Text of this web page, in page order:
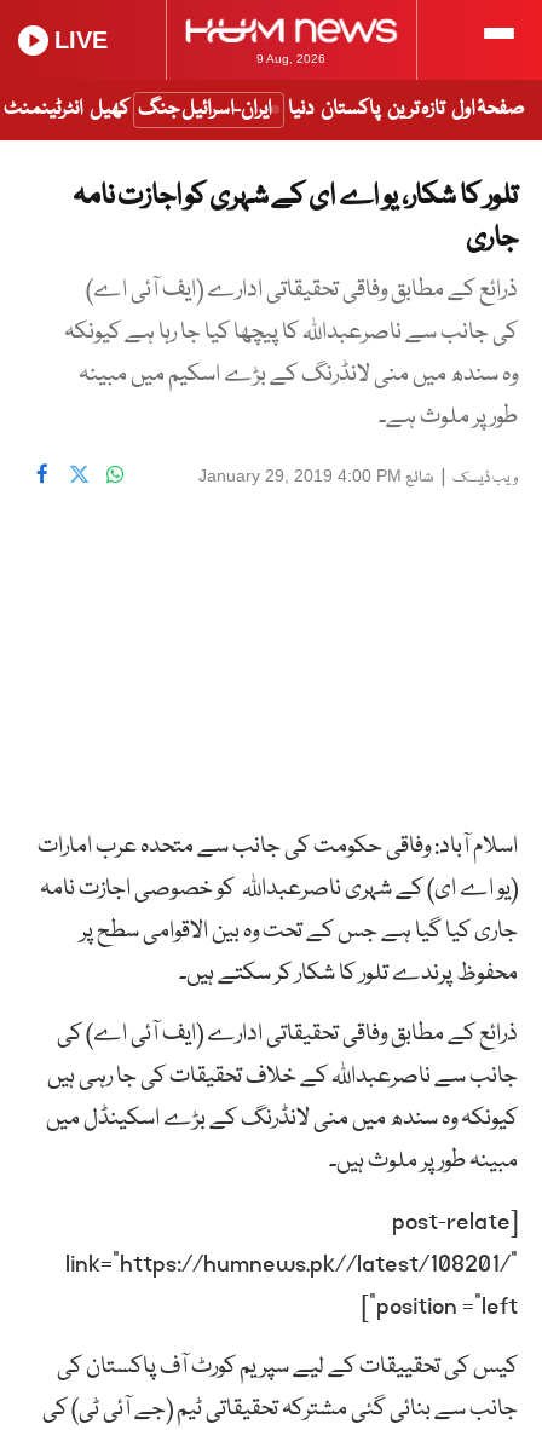
9 Aug, 2026
LIVE
صفحۂ اول تازہ ترین پاکستان دنیا ایران-اسرائیل جنگ کھیل انٹرٹینمنٹ
تلور کا شکار، یو اے ای کے شہری کو اجازت نامہ
جاری
ذرائع کے مطابق وفاقی تحقیقاتی ادارے (ایف آئی اے)
کی جانب سے ناصرعبداللہ کا پیچھا کیا جا رہا ہے کیونکہ
وہ سندھ میں منی لانڈرنگ کے بڑے اسکیم میں مبینہ
طور پر ملوث ہے۔
ویب ڈیسک | شائع January 29, 2019 4:00 PM
اسلام آباد: وفاقی حکومت کی جانب سے متحدہ عرب امارات
(یو اے ای) کے شہری ناصرعبداللہ کو خصوصی اجازت نامہ
جاری کیا گیا ہے جس کے تحت وہ بین الاقوامی سطح پر
محفوظ پرندے تلور کا شکار کر سکتے ہیں۔
ذرائع کے مطابق وفاقی تحقیقاتی ادارے (ایف آئی اے) کی
جانب سے ناصرعبداللہ کے خلاف تحقیقات کی جا رہی ہیں
کیونکہ وہ سندھ میں منی لانڈرنگ کے بڑے اسکینڈل میں
مبینہ طور پر ملوث ہیں۔
[post-relate
link=”https://humnews.pk//latest/108201/”
position =”left”]
کیس کی تحقییقات کے لیے سپریم کورٹ آف پاکستان کی
جانب سے بنائی گئی مشترکہ تحقیقاتی ٹیم (جے آئی ٹی) کی